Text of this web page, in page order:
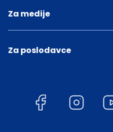
Za medije
Za poslodavce